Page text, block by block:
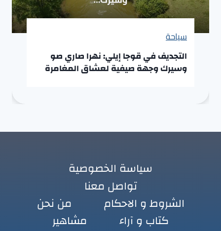
سياحة
التجديف في قوجا إيلي: نهرا صاري صو
وسيرك وجهة صيفية لعشاق المغامرة
سياسة الخصوصية
تواصل معنا
الشروط و الاحكام
من نحن
كتاب و آراء
مشاهير